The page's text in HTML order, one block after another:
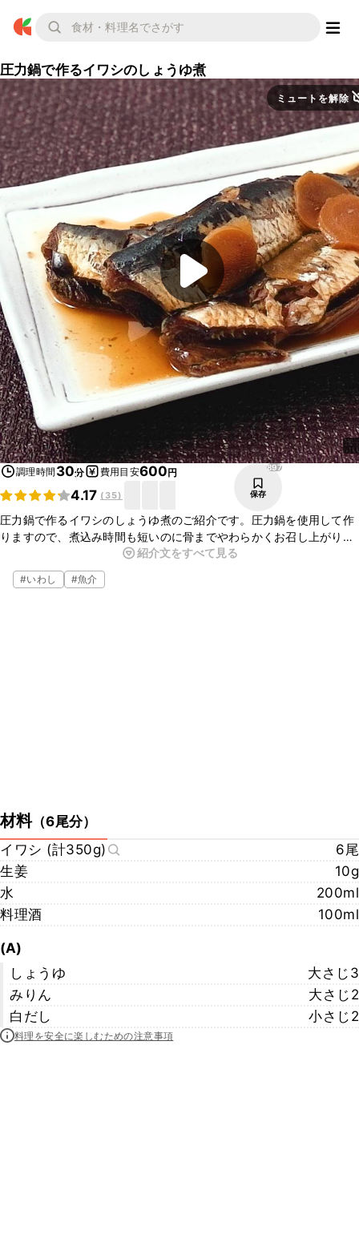
圧力鍋で作るイワシのしょうゆ煮
ミュートを解除
調理時間 30分 費用目安600円
4.17 ( 35)
897
保存
圧力鍋で作るイワシのしょうゆ煮のご紹介です。圧力鍋を使用して作
りますので、煮込み時間も短いのに骨までやわらかくお召し上がりい
ただくことができますよ。生姜の風味もよく効いています。簡単にお
作りいただけますのでぜひお試しください。
紹介文をすべて見る
#いわし #魚介
材料（6尾分）
イワシ (計350g)
6尾
生姜
10g
水
200ml
料理酒
100ml
(A)
しょうゆ
大さじ3
みりん
大さじ2
白だし
小さじ2
料理を安全に楽しむための注意事項